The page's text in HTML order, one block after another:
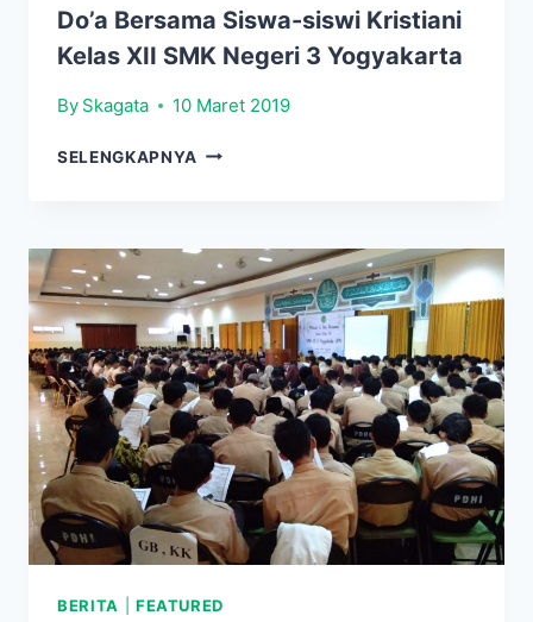
Do’a Bersama Siswa-siswi Kristiani
Kelas XII SMK Negeri 3 Yogyakarta
By Skagata 10 Maret 2019
SELENGKAPNYA DO’A
KRISTIANI
KELAS
XII
SMK
NEGERI
3
YOGYAKARTA
BERITA FEATURED